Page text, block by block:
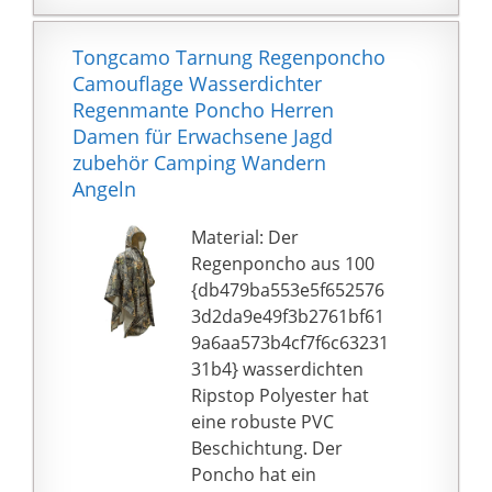
Regenponcho bietet
besseren Wetterschutz.
Bei Fragen zu Ihrem
Kauf können Sie uns
dies gerne mitteilen!
Wir werden innerhalb
von 24 Stunden eine
bieten!
Wiegt lediglich 60 g für
einfache Mitnahme.
️【Vielseitig】
Einwegponcho für den
Notfall - Für Wandern,
Camping, Festivals u.a.
Outdoor-Aktivitäten.
Faltbare】In Kleinen
Größe für Tasche Als
Vorsichtsmaßnahme.
Regenponcho Ideal für
Erwachsene Wandern,
Festival, Angeln,
Freizeitparks,
Regentage,
Wasserfahrten Und
Camping Usw.
Tongcamo Tarnung Regenponcho
Camouflage Wasserdichter
Regenmante Poncho Herren
Damen für Erwachsene Jagd
zubehör Camping Wandern
Angeln
Material: Der
Regenponcho aus 100
{db479ba553e5f652576
3d2da9e49f3b2761bf61
9a6aa573b4cf7f6c63231
31b4} wasserdichten
Ripstop Polyester hat
eine robuste PVC
Beschichtung. Der
Poncho hat ein